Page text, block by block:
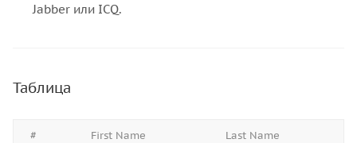
Jabber или ICQ.
Таблица
# First Name Last Name